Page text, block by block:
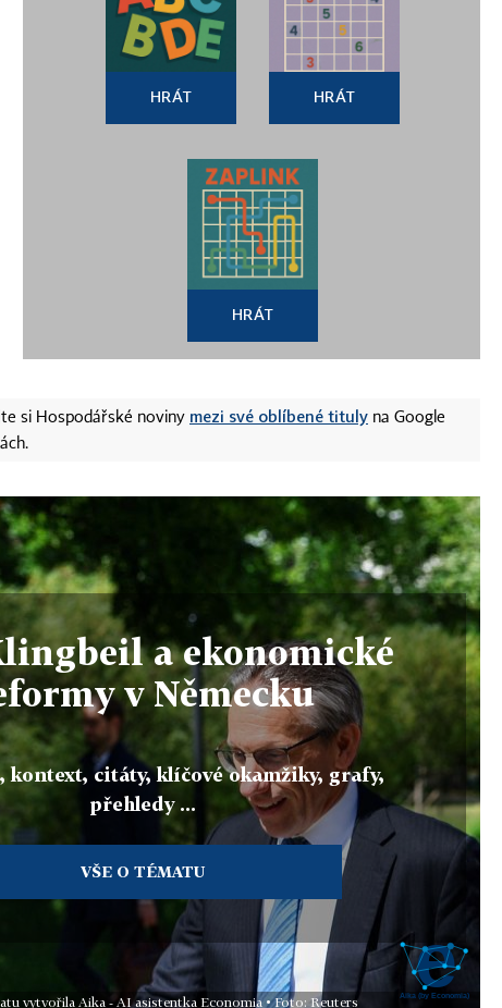
HRÁT HRÁT
HRÁT
si Hospodářské noviny mezi své oblíbené tituly na Google
a ekonomické
v Německu
kontext, citáty, klíčové okamžiky, grafy,
přehledy ...
VŠE O TÉMATU
vytvořila Aika - AI asistentka Economia • Foto: Reuters